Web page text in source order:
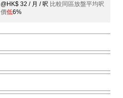
@HK$ 32 / 月 / 呎 比較同區放盤平均呎
價低6%